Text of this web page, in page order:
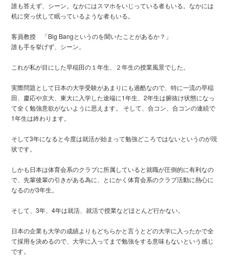
誰も答えず、シーン。なかにはスマホをいじっている者もいる。なかには
机に突っ伏して眠っているような者もいる。
客員教授 「Big Bangというのを聞いたことがあるか？」
誰も手を挙げず、シーン。
これが私が目にした早稲田の１年生、２年生の授業風景でした。
実際問題として日本の大学受験があまりにも過酷なので、特に一流の早稲
田、慶応や京大、東大に入学した途端に1年生、2年生は腑抜け状態になっ
て全く勉強意欲がないように思えます。 そして、合コン、合コンの連続で
1年生は終わります。
そして3年になると今度は就活が始まって勉強どころではないというのが現
状です。
しかも日本は体育会系のクラブに所属していると就職が圧倒的に有利なの
で、先輩後輩の引きがある為に、とにかく体育会系のクラブ活動に熱心に
なるのが3年生。
そして、3年、4年は就活、就活で授業などほとんど行かない。
日本の企業も大学の成績よりもどちらかと言うとどの大学に入ったかで全
て採用を決めるので、大学に入ってまで勉強をする意味もないという感じ
です。